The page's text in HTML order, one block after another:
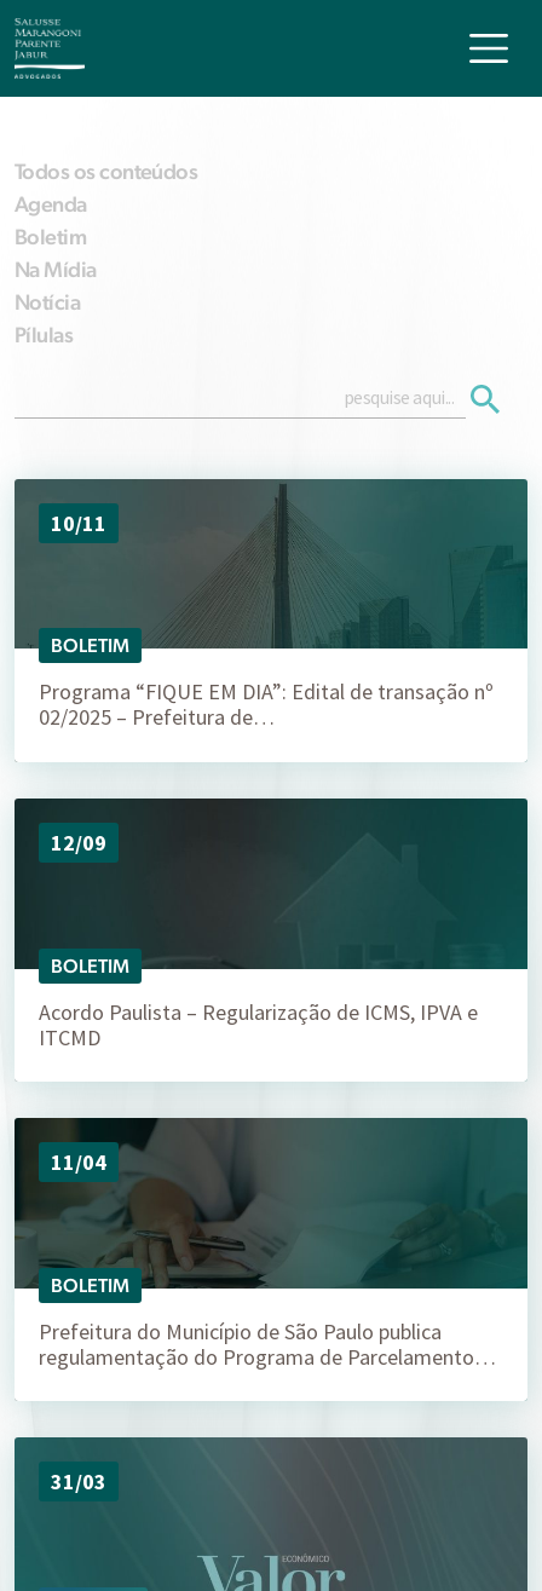
Todos os conteúdos
Agenda
Boletim
Na Mídia
Notícia
Pílulas
10/11
BOLETIM
Programa “FIQUE EM DIA”: Edital de transação nº
02/2025 – Prefeitura de…
12/09
BOLETIM
Acordo Paulista – Regularização de ICMS, IPVA e
ITCMD
11/04
BOLETIM
Prefeitura do Município de São Paulo publica
regulamentação do Programa de Parcelamento…
31/03